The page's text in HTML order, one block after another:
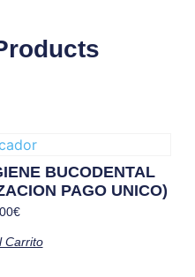
BUCODENTAL
PAGO UNICO)
€
Carrito